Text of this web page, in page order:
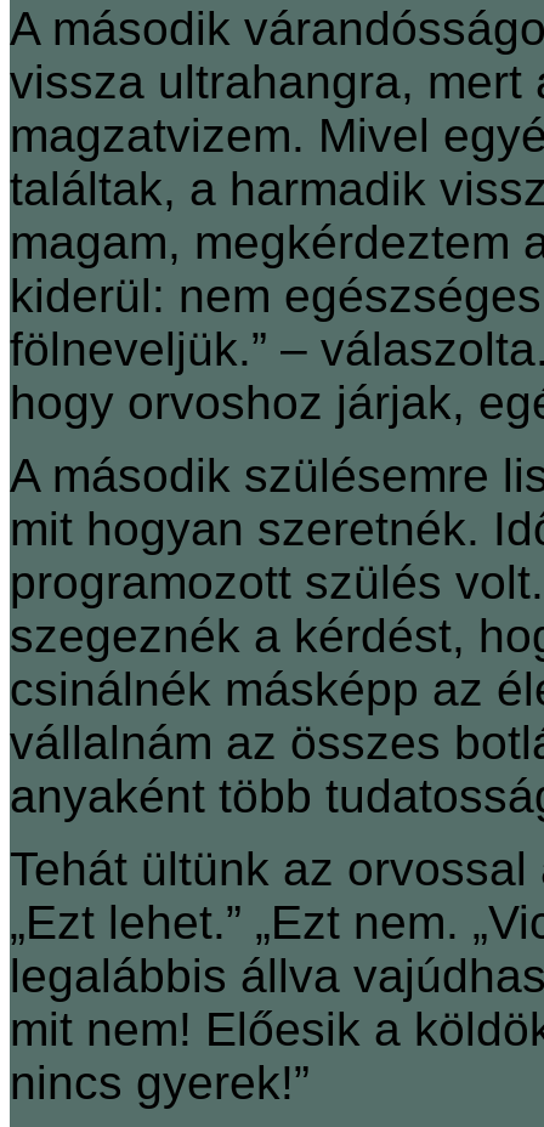
A második
vissza ultrahangra,
magzatvizem. Mivel
találtak, a harmadik
magam, megkérdeztem
kiderül: nem
fölneveljük.” –
hogy orvoshoz járjak,
A második szülésemre
mit hogyan szeretnék.
programozott szülés
szegeznék a kérdést,
csinálnék másképp az
vállalnám az összes
anyaként több
Tehát ültünk az
„Ezt lehet.” „Ezt nem.
legalábbis állva
mit nem! Előesik a
nincs gyerek!”